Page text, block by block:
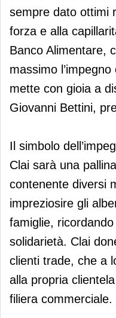
sempre dato ottimi
forza e alla
Banco Alimentare,
massimo
mette con gioia a
Giovanni Bettini,
Il simbolo
Clai sarà una
contenente diversi
impreziosire gli
famiglie,
solidarietà. Clai
clienti trade, che a
alla propria
filiera commerciale.